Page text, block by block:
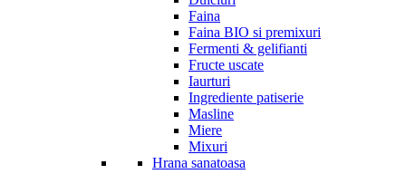
Faina
Faina BIO si premixuri
Fermenti & gelifianti
Fructe uscate
Iaurturi
Ingrediente patiserie
Masline
Miere
Mixuri
Hrana sanatoasa